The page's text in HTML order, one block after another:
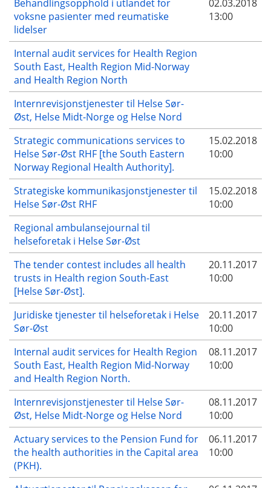
Behandlingsopphold i utlandet for
voksne pasienter med reumatiske
lidelser
02.03.2018
13:00
Internal audit services for Health Region
South East, Health Region Mid-Norway
and Health Region North
Internrevisjonstjenester til Helse Sør-
Øst, Helse Midt-Norge og Helse Nord
Strategic communications services to
Helse Sør-Øst RHF [the South Eastern
Norway Regional Health Authority].
15.02.2018
10:00
Strategiske kommunikasjonstjenester til
Helse Sør-Øst RHF
15.02.2018
10:00
Regional ambulansejournal til
helseforetak i Helse Sør-Øst
The tender contest includes all health
trusts in Health region South-East
[Helse Sør-Øst].
20.11.2017
10:00
Juridiske tjenester til helseforetak i Helse
Sør-Øst
20.11.2017
10:00
Internal audit services for Health Region
South East, Health Region Mid-Norway
and Health Region North.
08.11.2017
10:00
Internrevisjonstjenester til Helse Sør-
Øst, Helse Midt-Norge og Helse Nord
08.11.2017
10:00
Actuary services to the Pension Fund for
the health authorities in the Capital area
(PKH).
06.11.2017
10:00